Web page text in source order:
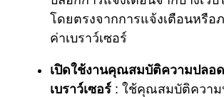
โดยตรงจากการแจ้งเตือนหรือ
ค่าเบราว์เซอร์
เปิดใช้งานคุณสมบัติความปลอ
เบราว์เซอร์ : ใช้คุณสมบัติควา